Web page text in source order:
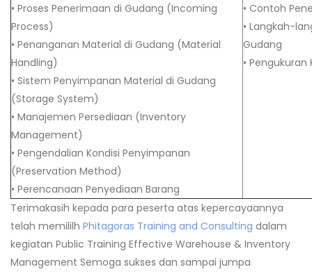
• Proses Penerimaan di Gudang (Incoming
Process)
• Penanganan Material di Gudang (Material
Handling)
• Sistem Penyimpanan Material di Gudang
(Storage System)
• Manajemen Persediaan (Inventory
Management)
• Pengendalian Kondisi Penyimpanan
(Preservation Method)
• Perencanaan Penyediaan Barang
• Contoh
• Langkah-
Gudang
• Pengukuran
Terimakasih kepada para peserta atas kepercayaannya
telah memililh Phitagoras Training and Consulting dalam
kegiatan Public Training Effective Warehouse & Inventory
Management Semoga sukses dan sampai jumpa